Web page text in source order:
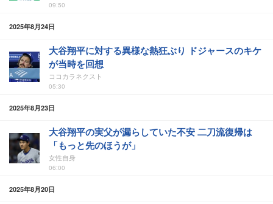
09:50
2025年8月24日
大谷翔平に対する異様な熱狂ぶり ドジャースのキケ
が当時を回想
ココカラネクスト
05:30
2025年8月23日
大谷翔平の実父が漏らしていた不安 二刀流復帰は
「もっと先のほうが」
女性自身
06:00
2025年8月20日